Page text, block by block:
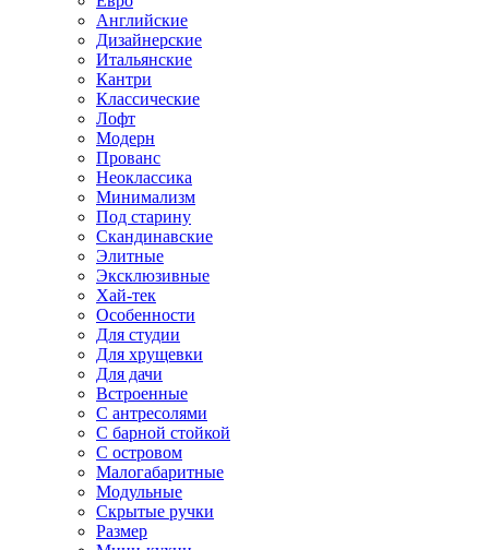
Английские
Дизайнерские
Итальянские
Кантри
Классические
Лофт
Модерн
Прованс
Неоклассика
Минимализм
Под старину
Скандинавские
Элитные
Эксклюзивные
Хай-тек
Особенности
Для студии
Для хрущевки
Для дачи
Встроенные
С антресолями
С барной стойкой
С островом
Малогабаритные
Модульные
Скрытые ручки
Размер